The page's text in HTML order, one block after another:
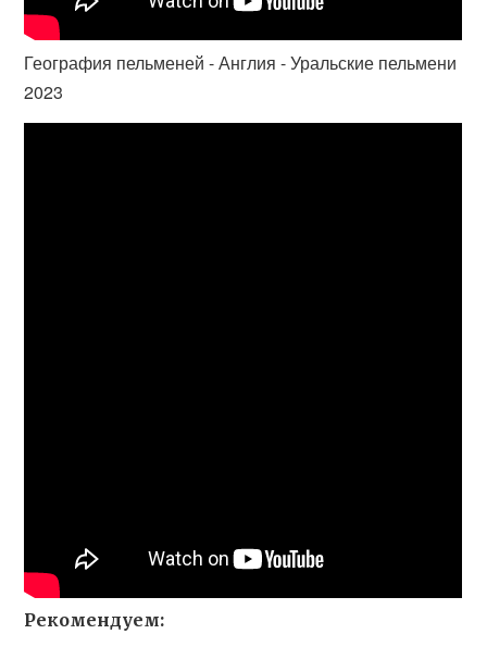
География пельменей - Англия - Уральские пельмени
2023
Рекомендуем: